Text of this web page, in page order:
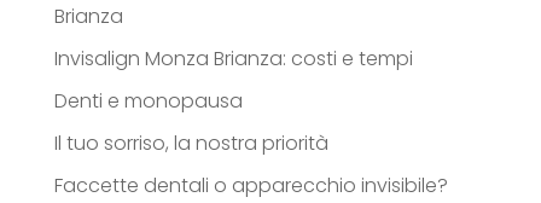
Brianza
Invisalign Monza Brianza: costi e tempi
Denti e monopausa
Il tuo sorriso, la nostra priorità
Faccette dentali o apparecchio invisibile?